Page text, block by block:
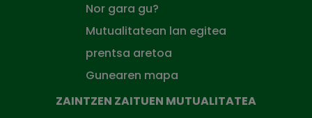
Nor gara gu?
Mutualitatean lan egitea
prentsa aretoa
Gunearen mapa
ZAINTZEN ZAITUEN MUTUALITATEA